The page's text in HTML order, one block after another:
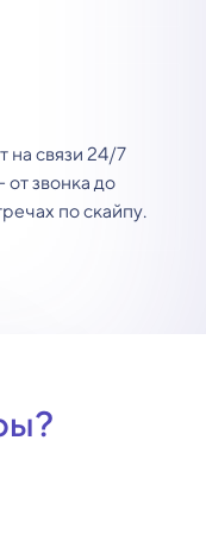
на связи 24/7
звонка до
по скайпу.